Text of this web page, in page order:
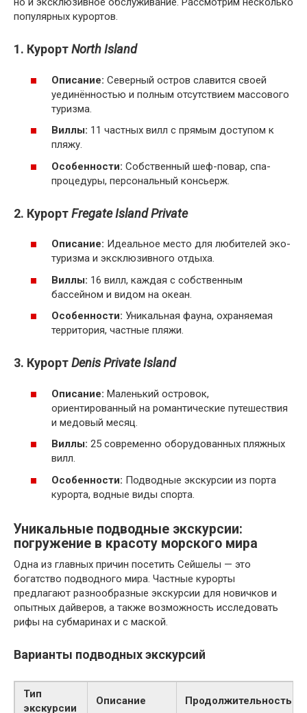
популярных курортов.
1. КурортNorth Island
Описание: Северный остров славится своей
уединённостью и полным отсутствием массового
туризма.
Виллы: 11 частных вилл с прямым доступом к
пляжу.
Особенности: Собственный шеф-повар, спа-
процедуры, персональный консьерж.
2. КурортFregate Island Private
Описание: Идеальное место для любителей эко-
туризма и эксклюзивного отдыха.
Виллы: 16 вилл, каждая с собственным
бассейном и видом на океан.
Особенности: Уникальная фауна, охраняемая
территория, частные пляжи.
3. КурортDenis Private Island
Описание: Маленький островок,
ориентированный на романтические путешествия
и медовый месяц.
Виллы: 25 современно оборудованных пляжных
вилл.
Особенности: Подводные экскурсии из порта
курорта, водные виды спорта.
Уникальные подводные экскурсии:
погружение в красоту морского мира
Одна из главных причин посетить Сейшелы — это
богатство подводного мира. Частные курорты
предлагают разнообразные экскурсии для новичков и
опытных дайверов, а также возможность исследовать
рифы на субмаринах и с маской.
Варианты подводных экскурсий
Тип
экскурсии
Описание Продолжительность